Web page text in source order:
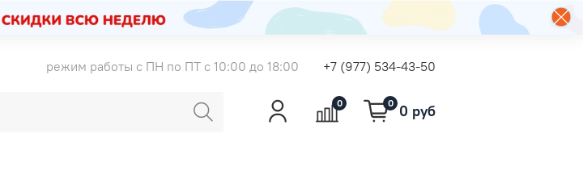
режим работы с ПН по ПТ с 10:00 до 18:00 +7 (977) 534-43-50
0 0 0 руб